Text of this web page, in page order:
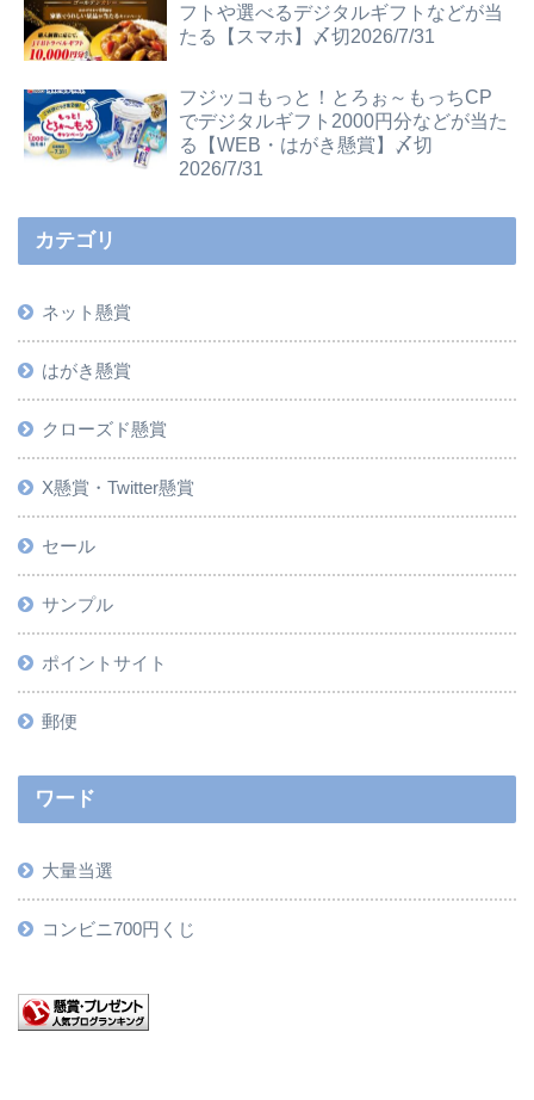
フトや選べるデジタルギフトなどが当
たる【スマホ】〆切2026/7/31
フジッコもっと！とろぉ～もっちCP
でデジタルギフト2000円分などが当た
る【WEB・はがき懸賞】〆切
2026/7/31
カテゴリ
ネット懸賞
はがき懸賞
クローズド懸賞
X懸賞・Twitter懸賞
セール
サンプル
ポイントサイト
郵便
ワード
大量当選
コンビニ700円くじ